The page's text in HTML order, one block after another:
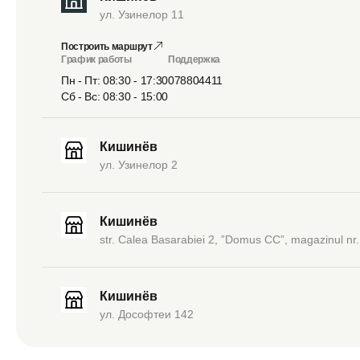
ул. Узинелор 11
Построить маршрут
График работы
Пн - Пт: 08:30 - 17:30
Сб - Вс: 08:30 - 15:00
Поддержка
078804411
Кишинёв
ул. Узинелор 2
Кишинёв
str. Calea Basarabiei 2, ”Domus CC”, magazinul
Кишинёв
ул. Дософтеи 142